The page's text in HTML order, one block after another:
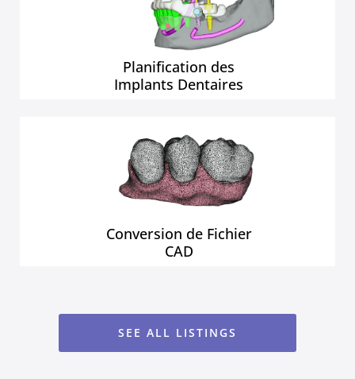
Planification des
Implants Dentaires
Conversion de Fichier
CAD
SEE ALL LISTINGS